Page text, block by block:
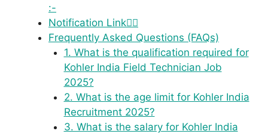
:-
Notification Link👇🏻
Frequently Asked Questions (FAQs)
1. What is the qualification required for
Kohler India Field Technician Job
2025?
2. What is the age limit for Kohler India
Recruitment 2025?
3. What is the salary for Kohler India